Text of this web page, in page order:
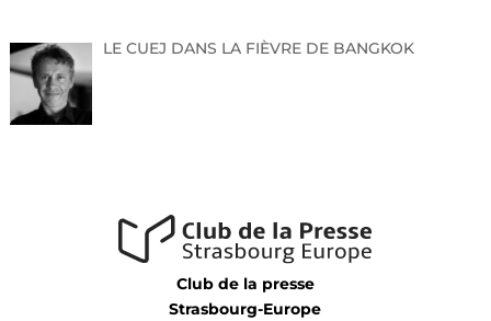
LE CUEJ DANS LA FIÈVRE DE BANGKOK
Club de la presse
Strasbourg-Europe